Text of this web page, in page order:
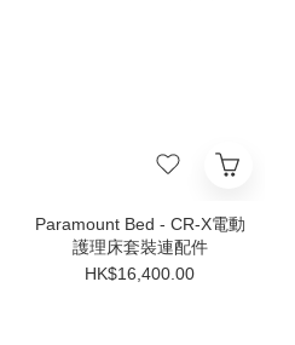
Paramount Bed - CR-X電動
護理床套裝連配件
HK$16,400.00